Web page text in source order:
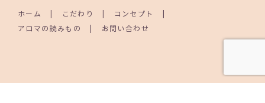
ホーム こだわり
コンセプト
アロマの読みもの
お問い合わせ